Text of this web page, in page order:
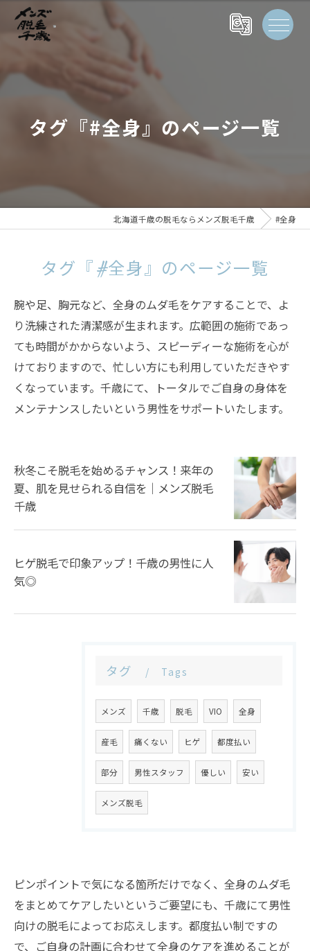
タグ『#全身』のページ一覧
北海道千歳の脱毛ならメンズ脱毛千歳 #全身
タグ『#全身』のページ一覧
腕や足、胸元など、全身のムダ毛をケアすることで、よ
り洗練された清潔感が生まれます。広範囲の施術であっ
ても時間がかからないよう、スピーディーな施術を心が
けておりますので、忙しい方にも利用していただきやす
くなっています。千歳にて、トータルでご自身の身体を
メンテナンスしたいという男性をサポートいたします。
秋冬こそ脱毛を始めるチャンス！来年の
夏、肌を見せられる自信を｜メンズ脱毛
千歳
ヒゲ脱毛で印象アップ！千歳の男性に人
気◎
タグ Tags
メンズ 千歳 脱毛 VIO 全身
産毛 痛くない ヒゲ 都度払い
部分 男性スタッフ 優しい 安い
メンズ脱毛
ピンポイントで気になる箇所だけでなく、全身のムダ毛
をまとめてケアしたいというご要望にも、千歳にて男性
向けの脱毛によってお応えします。都度払い制ですの
で、ご自身の計画に合わせて全身のケアを進めることが
お問い合わせはこちら